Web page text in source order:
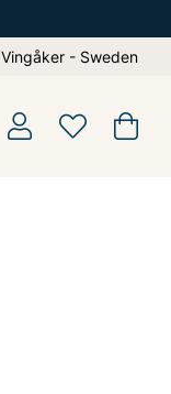
Vingåker - Sweden